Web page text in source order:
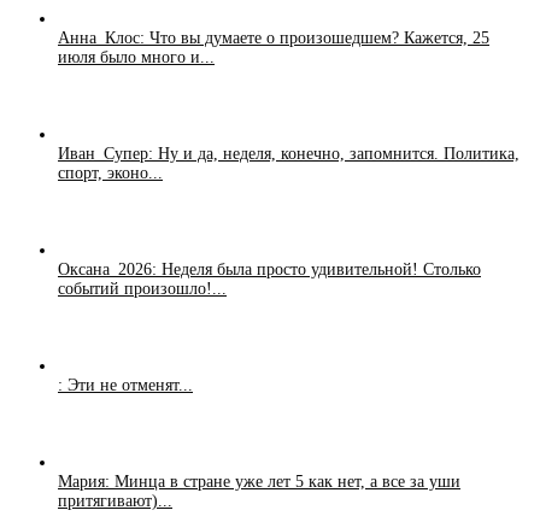
Анна_Клос: Что вы думаете о произошедшем? Кажется, 25
июля было много и...
Иван_Супер: Ну и да, неделя, конечно, запомнится. Политика,
спорт, эконо...
Оксана_2026: Неделя была просто удивительной! Столько
событий произошло!...
: Эти не отменят...
Мария: Минца в стране уже лет 5 как нет, а все за уши
притягивают)...